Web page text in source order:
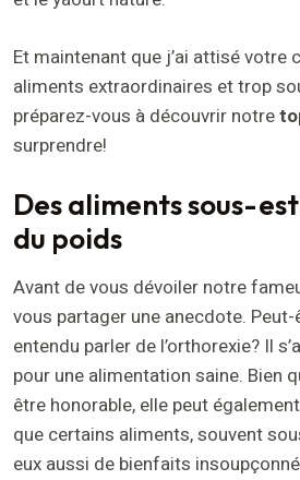
Et maintenant que j’ai attisé votre
aliments extraordinaires et trop
préparez-vous à découvrir notre
surprendre!
Des aliments sous-
du poids
Avant de vous dévoiler notre
vous partager une anecdote.
entendu parler de l’orthorexie? Il
pour une alimentation saine. Bien
être honorable, elle peut
que certains aliments, souvent
eux aussi de bienfaits